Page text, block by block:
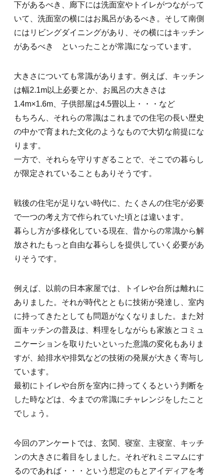
下があるべき、廊下には洗面室やトイレがつながって
いて、洗面室の横にはお風呂があるべき。そして南側
にはリビングダイニングがあり、その横にはキッチン
があるべき といったことが常識になっています。
大きさについても常識があります。例えば、キッチン
は幅2.1m以上必要とか、お風呂の大きさは
1.4m×1.6m、子供部屋は4.5畳以上・・・など
もちろん、それらの常識はこれまでの住宅の長い歴史
の中かで育まれた文化のようなもので大切な前提にな
ります。
一方で、それらを守りすぎることで、そこでの暮らし
が限定されていることもありそうです。
戦後の住宅が足りない時代に、たくさんの住宅が必要
で一つの考え方で作られていた頃とは違います。
暮らし方が多様化している現在、昔からの常識から解
放されたもっと自由な暮らしを提供していく必要があ
りそうです。
例えば、以前の日本家屋では、トイレや台所は離れに
ありました。それが時代とともに技術が発達し、室内
に持ってきたとしても問題がなくなりました。また対
面キッチンの普及は、料理をしながらも家族とコミュ
ニケーションを取りたいといった意識の変化もありま
すが、給排水や排気などの技術の発展が大きく寄与し
ています。
最初にトイレや台所を室内に持ってくるという判断を
した時などは、今までの常識にチャレンジをしたこと
でしょう。
今回のアンケートでは、玄関、寝室、主寝室、キッチ
ンの大きさに着目をしました。それぞれミニマムにす
るのであれば・・・という想定のもとアイディアを考